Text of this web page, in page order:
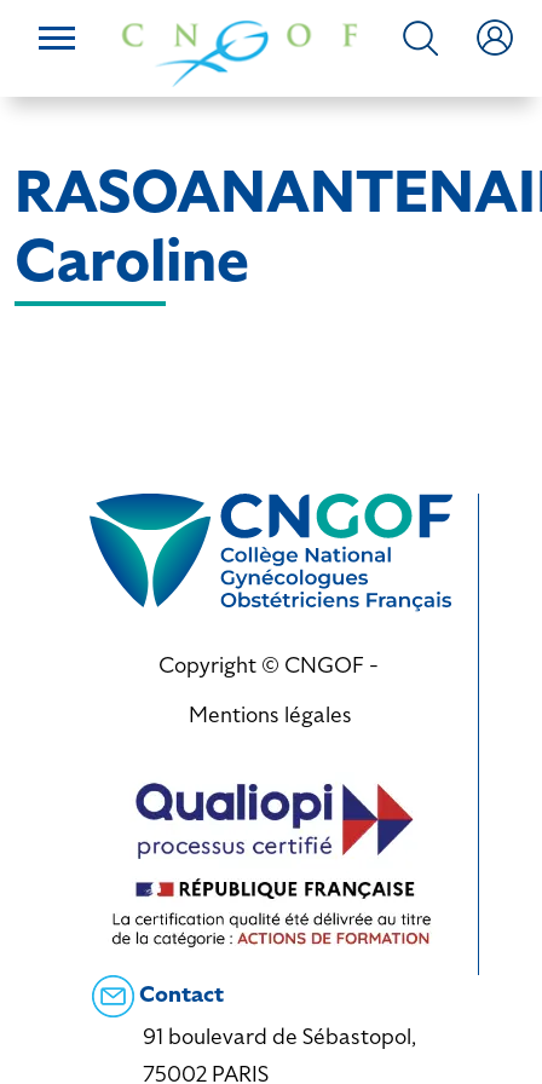
Caroline
Copyright © CNGOF -
Mentions légales
Contact
91 boulevard de Sébastopol,
75002 PARIS